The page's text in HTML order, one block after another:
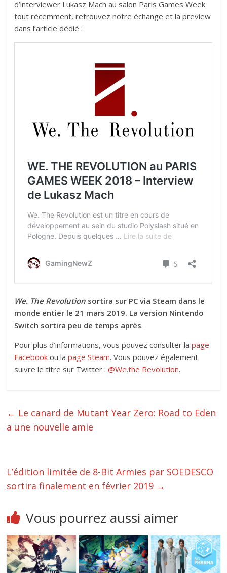
d’interviewer Lukasz Mach au salon Paris Games Week
tout récemment, retrouvez notre échange et la preview
dans l’article dédié :
We. The Revolution sortira sur PC via Steam dans le
monde entier le 21 mars 2019. La version Nintendo
Switch sortira peu de temps après.
Pour plus d’informations, vous pouvez consulter lapage
Facebook ou lapage Steam. Vous pouvez également
suivre le titre sur Twitter :@We.the Revolution.
← Le canard de Mutant Year Zero: Road to Eden
a une nouvelle amie
L’édition limitée de 8-Bit Armies par SOEDESCO
sortira finalement en février 2019 →
Vous pourrez aussi aimer